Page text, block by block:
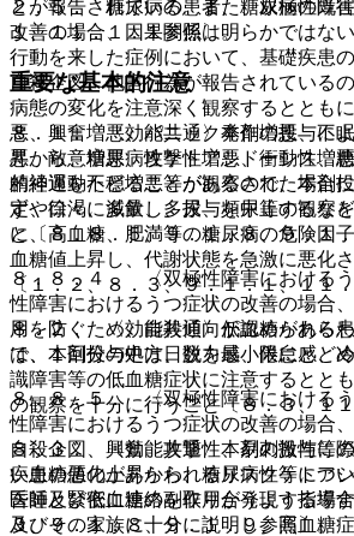
とが報告されている。また、双極性障
改善の場合、因果関係は明らかではな
行動を来した症例において、基礎疾患
自殺企図、他害行為が報告されている
病態の変化を注意深く観察するととも
悪、興奮増悪、パニック発作増悪、不
悪、敵意増悪、攻撃性増悪、衝動性増
精神運動不穏増悪等が観察された場合
ず、徐々に減量し、投与を中止するな
と〔８．８．５、９．１．８、９．１
８．８．４． 〈双極性障害における
性障害におけるうつ症状の改善の場合
用を防ぐため、自殺傾向が認められる
は、１回分の処方日数を最小限にとど
８．８．５． 〈双極性障害における
性障害におけるうつ症状の改善の場合
自殺企図、興奮、攻撃性、易刺激性等
疾患の悪化があらわれるリスク等につ
医師と緊密に連絡を取り合うよう指導
３、９．１．８、９．１．９参照〕。
２．５． 糖尿病の患者、糖尿病の既
１、１１．１．１参照〕。
重要な基本的注意
８．１． 〈効能共通〉本剤の投与に
昇から、糖尿病性ケトアシドーシス、
的経過をたどることがあるので、本剤
定や口渇、多飲、多尿、頻尿等の観察
に、高血糖、肥満等の糖尿病の危険因
血糖値上昇し、代謝状態を急激に悪化
〔１．２、８．３、９．１．１、１１
８．２． 〈効能共通〉低血糖があら
で、本剤投与中は、脱力感、倦怠感、
識障害等の低血糖症状に注意するとと
の観察を十分に行うこと〔８．３、１
８．３． 〈効能共通〉本剤の投与に
い血糖値の上昇から、糖尿病性ケトア
昏睡及び低血糖の副作用が発現する場
及びその家族に十分に説明し、高血糖